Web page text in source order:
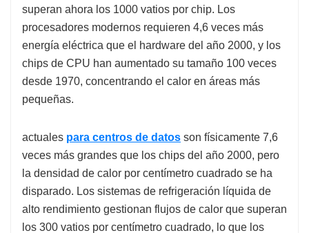
superan ahora los 1000 vatios por chip. Los
procesadores modernos requieren 4,6 veces más
energía eléctrica que el hardware del año 2000, y los
chips de CPU han aumentado su tamaño 100 veces
desde 1970, concentrando el calor en áreas más
pequeñas.
actuales para centros de datos son físicamente 7,6
veces más grandes que los chips del año 2000, pero
la densidad de calor por centímetro cuadrado se ha
disparado. Los sistemas de refrigeración líquida de
alto rendimiento gestionan flujos de calor que superan
los 300 vatios por centímetro cuadrado, lo que los